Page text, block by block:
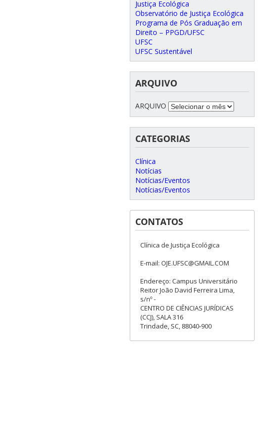
Justiça Ecológica
Observatório de Justiça Ecológica
Programa de Pós Graduação em
Direito – PPGD/UFSC
UFSC
UFSC Sustentável
ARQUIVO
ARQUIVO
CATEGORIAS
Clínica
Notícias
Notícias/Eventos
Notícias/Eventos
CONTATOS
Clínica de Justiça Ecológica
E-mail: OJE.UFSC@GMAIL.COM
Endereço: Campus Universitário
Reitor João David Ferreira Lima,
s/nº -
CENTRO DE CIÊNCIAS JURÍDICAS
(CCJ), SALA 316
Trindade, SC, 88040-900